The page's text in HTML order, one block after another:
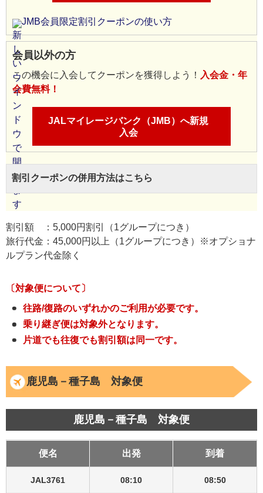
JMB会員限定割引クーポンの使い方
会員以外の方
この機会に入会してクーポンを獲得しよう！ 入会金・年
会費無料！
JALマイレージバンク（JMB）へ新規
入会
割引クーポンの併用方法はこちら
割引額 ：5,000円割引（1グループにつき）
旅行代金：45,000円以上（1グループにつき）※オプショナ
ルプラン代金除く
〔対象便について〕
往路/復路のいずれかのご利用が必要です。
乗り継ぎ便は対象外となります。
片道でも往復でも割引額は同一です。
鹿児島－種子島 対象便
鹿児島－種子島 対象便
便名 出発 到着
JAL3761 08:10 08:50